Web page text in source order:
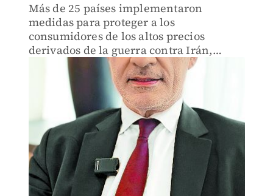
Más de 25 países implementaron
medidas para proteger a los
consumidores de los altos precios
derivados de la guerra contra Irán,
señala el nuevo economista jefe de la
organización